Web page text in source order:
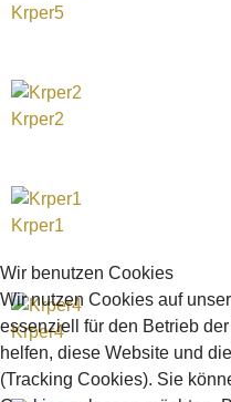
Krper5
Krper2
Krper1
Krper4
Wir benutzen Cookies
Wir nutzen Cookies auf
essenziell für den Betrieb
helfen, diese Website und
(Tracking Cookies). Sie